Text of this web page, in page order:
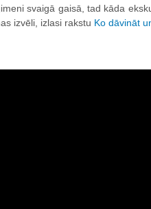
svaigā gaisā, tad kāda
izvēli, izlasi rakstu Ko dāvināt